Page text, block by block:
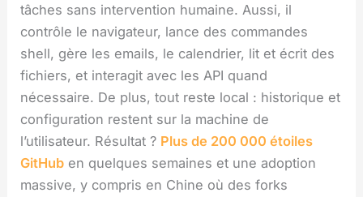
tâches sans intervention humaine. Aussi, il
contrôle le navigateur, lance des commandes
shell, gère les emails, le calendrier, lit et écrit des
fichiers, et interagit avec les API quand
nécessaire. De plus, tout reste local : historique et
configuration restent sur la machine de
l’utilisateur. Résultat ? Plus de 200 000 étoiles
GitHub en quelques semaines et une adoption
massive, y compris en Chine où des forks